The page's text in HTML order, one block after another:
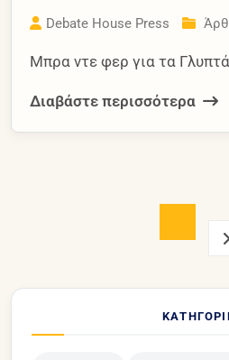
Debate House Press
Μπρα ντε φερ για τα
Διαβάστε περισσότερα